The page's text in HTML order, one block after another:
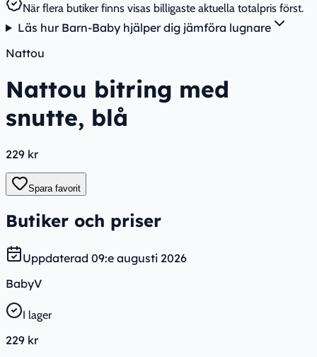
När flera butiker finns visas billigaste aktuella totalpris först.
Läs hur Barn-Baby hjälper dig jämföra lugnare
Nattou
Nattou bitring med
snutte, blå
229 kr
Spara favorit
Butiker och priser
Uppdaterad 09:e augusti 2026
BabyV
I lager
229 kr